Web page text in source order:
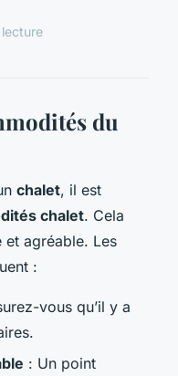
du
chalet, il est
chalet. Cela
agréable. Les
:
vous qu’il y a
: Un point